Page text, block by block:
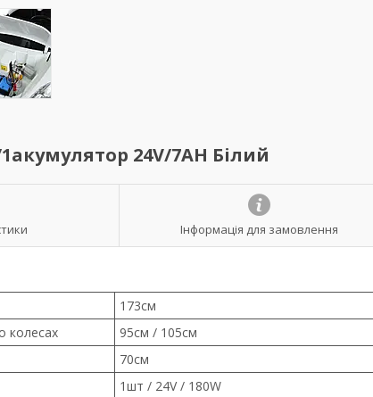
24V/7AH Білий
Інформація для замовлення
173см
колесах
95см / 105см
70см
1шт / 24V / 180W